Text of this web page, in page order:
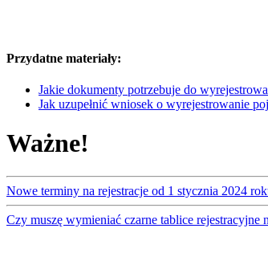
Przydatne materiały:
Jakie dokumenty potrzebuje do
Jak uzupełnić wniosek o wyrejestrowanie
Ważne!
Nowe terminy na rejestracje od 1 stycznia 2024
Czy muszę wymieniać czarne tablice rejestracyjne